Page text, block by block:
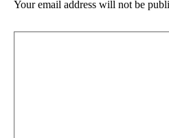
Your email address will not be